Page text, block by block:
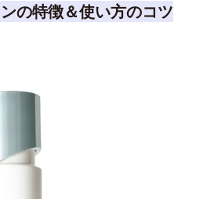
の特徴＆使い方のコツ